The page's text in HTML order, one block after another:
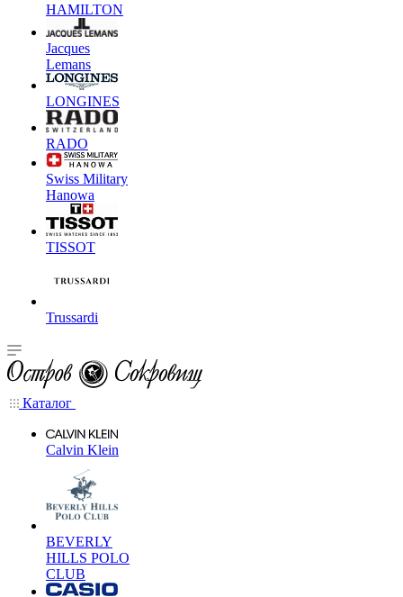
HAMILTON
Jacques
Lemans
LONGINES
RADO
Swiss Military
Hanowa
TISSOT
Trussardi
Каталог
Calvin Klein
BEVERLY
HILLS POLO
CLUB